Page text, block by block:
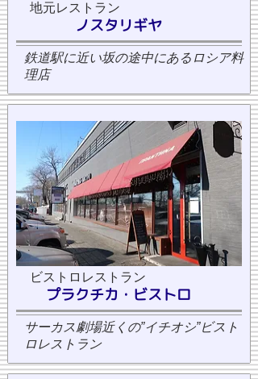
地元レストラン
ノスタリギヤ
鉄道駅に近い坂の途中にあるロシア料
理店
ビストロレストラン
プラクチカ・ビストロ
サーカス劇場近くの”イチオシ”ビスト
ロレストラン